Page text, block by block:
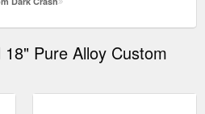
Pure Alloy Custom